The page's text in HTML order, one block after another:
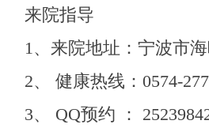
来院指导
1、来院地址：宁波市
2、 健康热线：0574-
3、 QQ预约 ：